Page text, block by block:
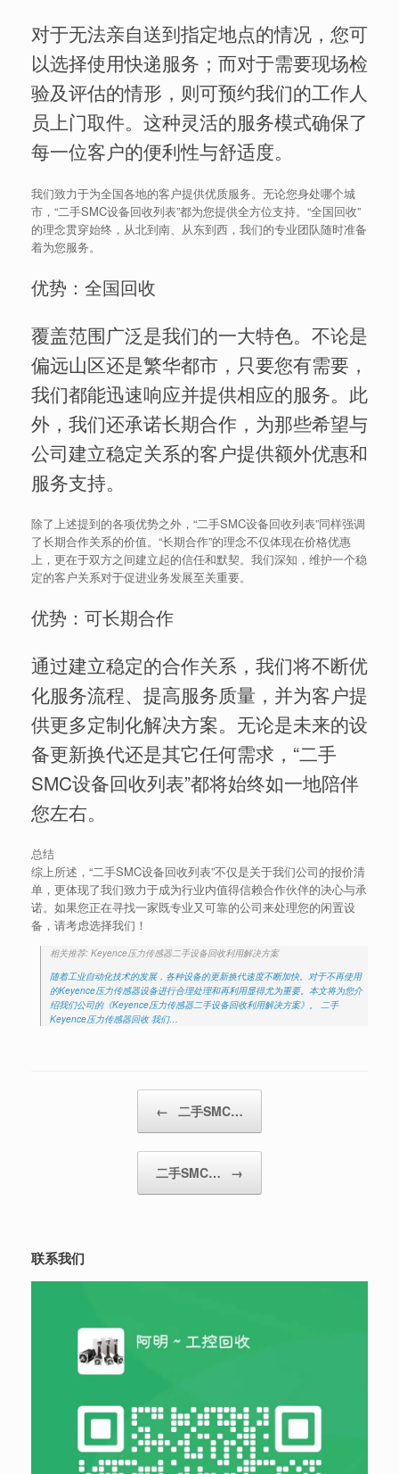
对于无法亲自送到指定地点的情况，您可
以选择使用快递服务；而对于需要现场检
验及评估的情形，则可预约我们的工作人
员上门取件。这种灵活的服务模式确保了
每一位客户的便利性与舒适度。
我们致力于为全国各地的客户提供优质服务。无论您身处哪个城
市，“二手SMC设备回收列表”都为您提供全方位支持。“全国回收”
的理念贯穿始终，从北到南、从东到西，我们的专业团队随时准备
着为您服务。
优势：全国回收
覆盖范围广泛是我们的一大特色。不论是
偏远山区还是繁华都市，只要您有需要，
我们都能迅速响应并提供相应的服务。此
外，我们还承诺长期合作，为那些希望与
公司建立稳定关系的客户提供额外优惠和
服务支持。
除了上述提到的各项优势之外，“二手SMC设备回收列表”同样强调
了长期合作关系的价值。“长期合作”的理念不仅体现在价格优惠
上，更在于双方之间建立起的信任和默契。我们深知，维护一个稳
定的客户关系对于促进业务发展至关重要。
优势：可长期合作
通过建立稳定的合作关系，我们将不断优
化服务流程、提高服务质量，并为客户提
供更多定制化解决方案。无论是未来的设
备更新换代还是其它任何需求，“二手
SMC设备回收列表”都将始终如一地陪伴
您左右。
总结
综上所述，“二手SMC设备回收列表”不仅是关于我们公司的报价清
单，更体现了我们致力于成为行业内值得信赖合作伙伴的决心与承
诺。如果您正在寻找一家既专业又可靠的公司来处理您的闲置设
备，请考虑选择我们！
相关推荐: Keyence压力传感器二手设备回收利用解决方案
随着工业自动化技术的发展，各种设备的更新换代速度不断加快。对于不再使用
的Keyence压力传感器设备进行合理处理和再利用显得尤为重要。本文将为您介
绍我们公司的《Keyence压力传感器二手设备回收利用解决方案》。 二手
Keyence压力传感器回收 我们…
← 二手SMC…
二手SMC… →
联系我们